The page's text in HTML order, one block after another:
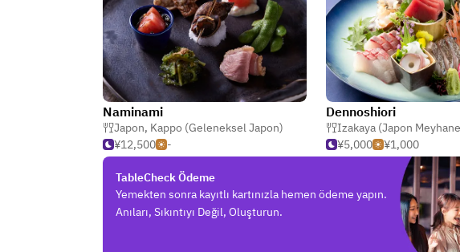
Naminami
Japon, Kappo (Geleneksel Japon)
¥12,500
-
Dennoshiori
Izakaya (Japon
¥5,000
¥1,000
TableCheck Ödeme
Yemekten sonra kayıtlı kartınızla hemen ödeme yapın.
Anıları, Sıkıntıyı Değil, Oluşturun.